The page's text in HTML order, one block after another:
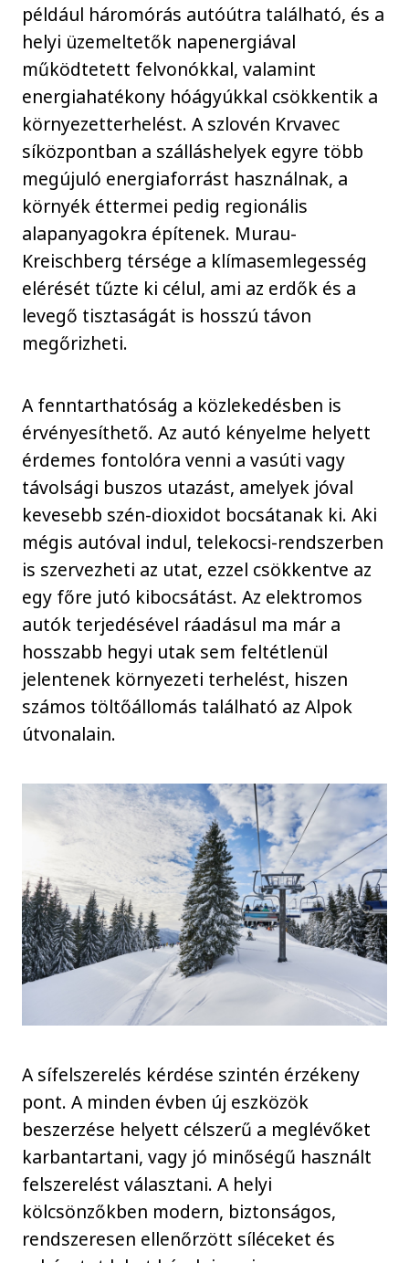
például háromórás autóútra található, és a
helyi üzemeltetők napenergiával
működtetett felvonókkal, valamint
energiahatékony hóágyúkkal csökkentik a
környezetterhelést. A szlovén Krvavec
síközpontban a szálláshelyek egyre több
megújuló energiaforrást használnak, a
környék éttermei pedig regionális
alapanyagokra építenek. Murau-
Kreischberg térsége a klímasemlegesség
elérését tűzte ki célul, ami az erdők és a
levegő tisztaságát is hosszú távon
megőrizheti.
A fenntarthatóság a közlekedésben is
érvényesíthető. Az autó kényelme helyett
érdemes fontolóra venni a vasúti vagy
távolsági buszos utazást, amelyek jóval
kevesebb szén-dioxidot bocsátanak ki. Aki
mégis autóval indul, telekocsi-rendszerben
is szervezheti az utat, ezzel csökkentve az
egy főre jutó kibocsátást. Az elektromos
autók terjedésével ráadásul ma már a
hosszabb hegyi utak sem feltétlenül
jelentenek környezeti terhelést, hiszen
számos töltőállomás található az Alpok
útvonalain.
A sífelszerelés kérdése szintén érzékeny
pont. A minden évben új eszközök
beszerzése helyett célszerű a meglévőket
karbantartani, vagy jó minőségű használt
felszerelést választani. A helyi
kölcsönzőkben modern, biztonságos,
rendszeresen ellenőrzött síléceket és